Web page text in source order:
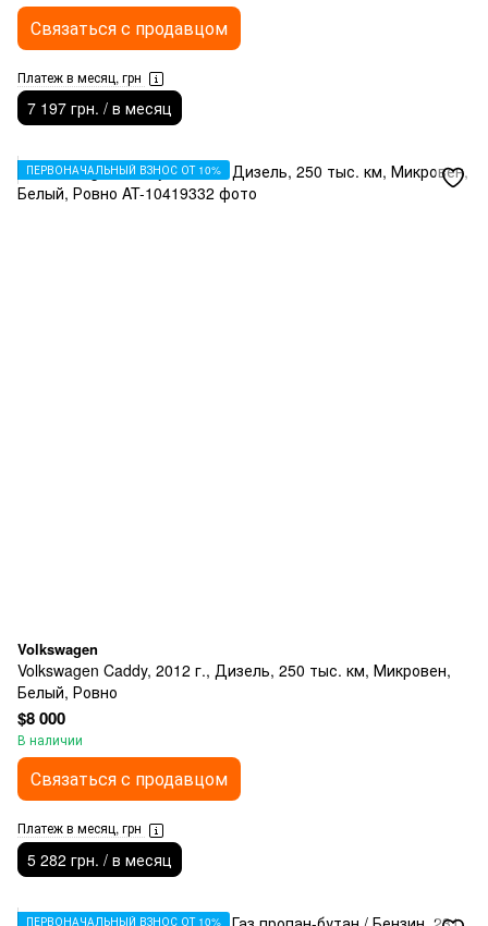
Связаться с продавцом
Платеж в месяц, грн
7 197 грн. / в месяц
ПЕРВОНАЧАЛЬНЫЙ ВЗНОС ОТ 10%
Volkswagen
Volkswagen Caddy, 2012 г., Дизель, 250 тыс. км, Микровен,
Белый, Ровно
$8 000
В наличии
Связаться с продавцом
Платеж в месяц, грн
5 282 грн. / в месяц
ПЕРВОНАЧАЛЬНЫЙ ВЗНОС ОТ 10%